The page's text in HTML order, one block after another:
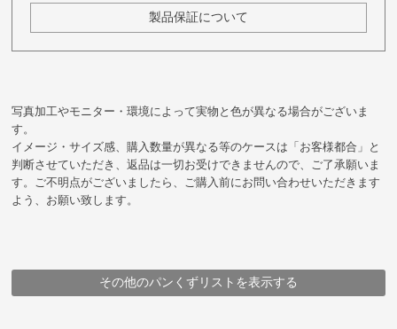
製品保証について
写真加工やモニター・環境によって実物と色が異なる場合がございま
す。
イメージ・サイズ感、購入数量が異なる等のケースは「お客様都合」と
判断させていただき、返品は一切お受けできませんので、ご了承願いま
す。ご不明点がございましたら、ご購入前にお問い合わせいただきます
よう、お願い致します。
その他のパンくずリストを表示する